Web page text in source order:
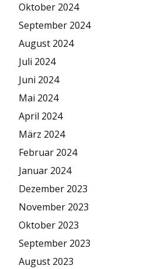
Oktober 2024
September 2024
August 2024
Juli 2024
Juni 2024
Mai 2024
April 2024
März 2024
Februar 2024
Januar 2024
Dezember 2023
November 2023
Oktober 2023
September 2023
August 2023